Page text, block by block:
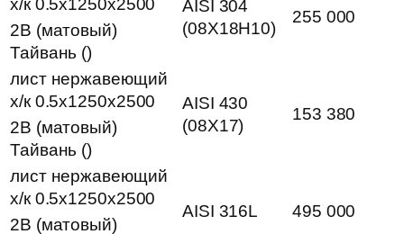
х/к 0.5х1250х2500
AISI 304
(08Х18Н10)
255 000
2B (матовый)
Тайвань ()
лист нержавеющий
х/к 0.5х1250х2500
AISI 430
(08Х17)
153 380
2B (матовый)
Тайвань ()
лист нержавеющий
х/к 0.5х1250х2500
AISI 316L 495 000
2B (матовый)